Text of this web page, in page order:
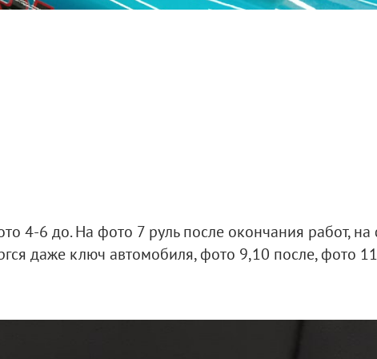
4-6 до. На фото 7 руль после окончания работ,
даже ключ автомобиля, фото 9,10 после, фото